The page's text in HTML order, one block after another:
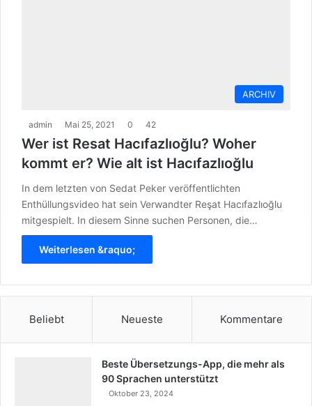
ARCHIV
admin Mai 25, 2021 0 42
Wer ist Resat Hacıfazlıoğlu? Woher
kommt er? Wie alt ist Hacıfazlıoğlu
In dem letzten von Sedat Peker veröffentlichten
Enthüllungsvideo hat sein Verwandter Reşat Hacıfazlıoğlu
mitgespielt. In diesem Sinne suchen Personen, die…
Weiterlesen &raquo;
Beliebt Neueste Kommentare
Beste Übersetzungs-App, die mehr als
90 Sprachen unterstützt
Oktober 23, 2024